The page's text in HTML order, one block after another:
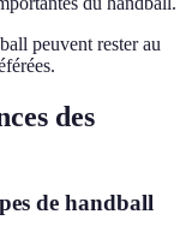
peuvent rester au
des
de handball